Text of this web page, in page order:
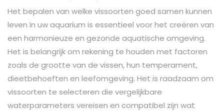
Het bepalen van welke vissoorten goed samen kunnen
leven in uw aquarium is essentieel voor het creëren van
een harmonieuze en gezonde aquatische omgeving.
Het is belangrijk om rekening te houden met factoren
zoals de grootte van de vissen, hun temperament,
dieetbehoeften en leefomgeving. Het is raadzaam om
vissoorten te selecteren die vergelijkbare
waterparameters vereisen en compatibel zijn wat